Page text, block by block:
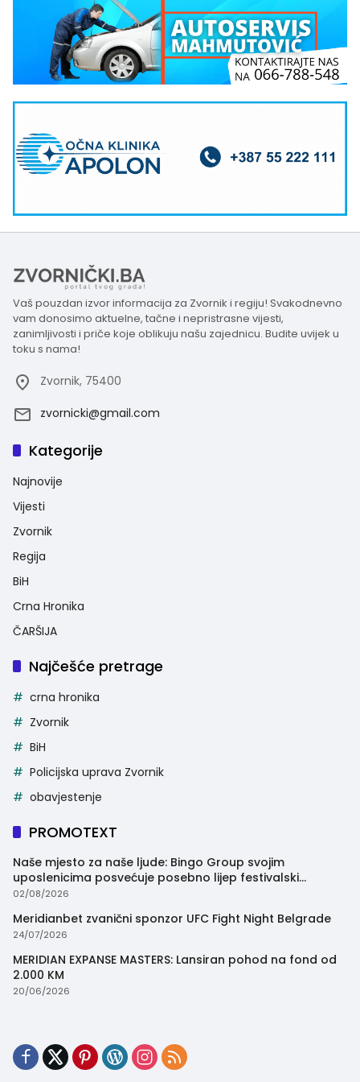
Vaš pouzdan izvor informacija za Zvornik i regiju! Svakodnevno
vam donosimo aktuelne, tačne i nepristrasne vijesti,
zanimljivosti i priče koje oblikuju našu zajednicu. Budite uvijek u
toku s nama!
Zvornik, 75400
zvornicki@gmail.com
Kategorije
Najnovije
Vijesti
Zvornik
Regija
BiH
Crna Hronika
ČARŠIJA
Najčešće pretrage
crna hronika
Zvornik
BiH
Policijska uprava Zvornik
obavjestenje
PROMOTEXT
Naše mjesto za naše ljude: Bingo Group svojim
uposlenicima posvećuje posebno lijep festivalski
trenutak
02/08/2026
Meridianbet zvanični sponzor UFC Fight Night Belgrade
24/07/2026
MERIDIAN EXPANSE MASTERS: Lansiran pohod na fond od
2.000 KM
20/06/2026